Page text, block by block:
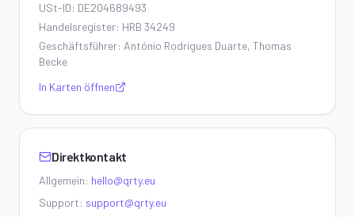
USt-ID: DE204689493
Handelsregister: HRB 34249
Geschäftsführer: António Rodrigues Duarte, Thomas
Becke
In Karten öffnen
Direktkontakt
Allgemein: hello@qrty.eu
Support: support@qrty.eu